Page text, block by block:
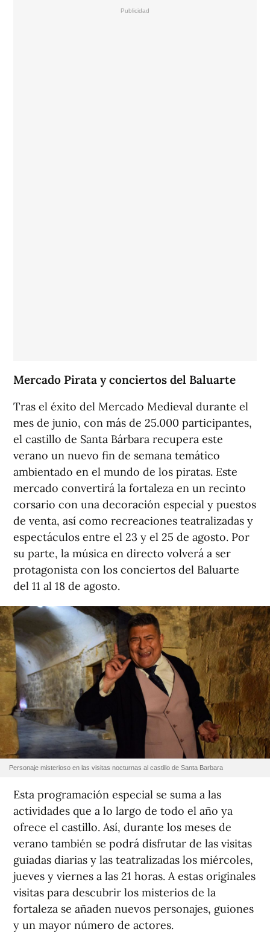
Mercado Pirata y conciertos del Baluarte
Tras el éxito del Mercado Medieval durante el
mes de junio, con más de 25.000 participantes,
el castillo de Santa Bárbara recupera este
verano un nuevo fin de semana temático
ambientado en el mundo de los piratas. Este
mercado convertirá la fortaleza en un recinto
corsario con una decoración especial y puestos
de venta, así como recreaciones teatralizadas y
espectáculos entre el 23 y el 25 de agosto. Por
su parte, la música en directo volverá a ser
protagonista con los conciertos del Baluarte
del 11 al 18 de agosto.
Personaje misterioso en las visitas nocturnas al castillo de Santa Barbara
Esta programación especial se suma a las
actividades que a lo largo de todo el año ya
ofrece el castillo. Así, durante los meses de
verano también se podrá disfrutar de las visitas
guiadas diarias y las teatralizadas los miércoles,
jueves y viernes a las 21 horas. A estas originales
visitas para descubrir los misterios de la
fortaleza se añaden nuevos personajes, guiones
y un mayor número de actores.